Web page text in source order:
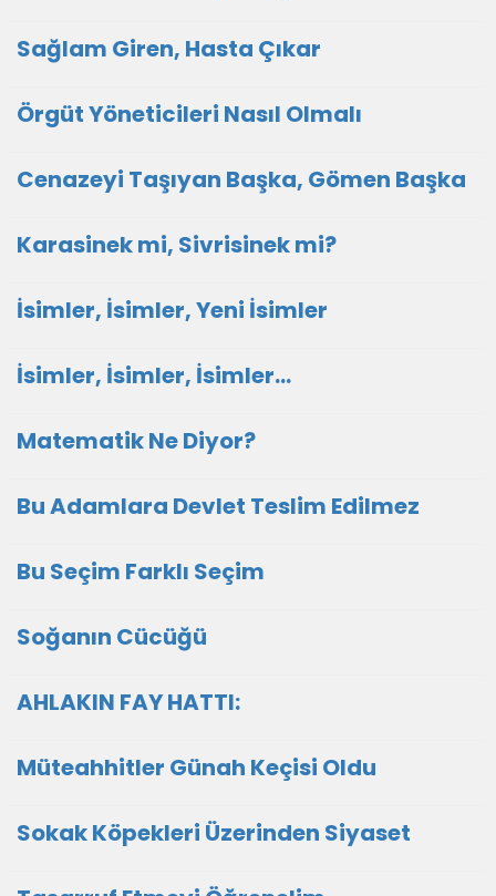
Sağlam Giren, Hasta Çıkar
Örgüt Yöneticileri Nasıl Olmalı
Cenazeyi Taşıyan Başka, Gömen Başka
Karasinek mi, Sivrisinek mi?
İsimler, İsimler, Yeni İsimler
İsimler, İsimler, İsimler...
Matematik Ne Diyor?
Bu Adamlara Devlet Teslim Edilmez
Bu Seçim Farklı Seçim
Soğanın Cücüğü
AHLAKIN FAY HATTI:
Müteahhitler Günah Keçisi Oldu
Sokak Köpekleri Üzerinden Siyaset